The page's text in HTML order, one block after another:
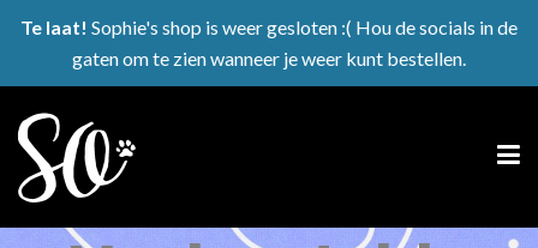
Te laat! Sophie's shop is weer gesloten :( Hou de socials in de
gaten om te zien wanneer je weer kunt bestellen.